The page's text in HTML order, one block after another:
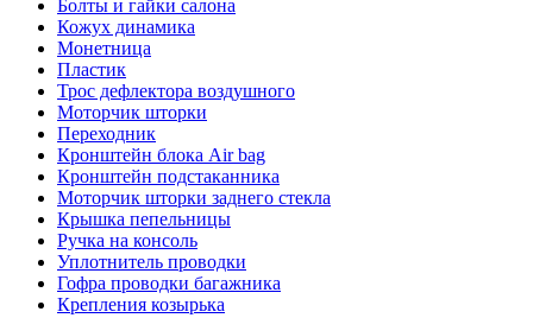
Болты и гайки салона
Кожух динамика
Монетница
Пластик
Трос дефлектора воздушного
Моторчик шторки
Переходник
Кронштейн блока Air bag
Кронштейн подстаканника
Моторчик шторки заднего стекла
Крышка пепельницы
Ручка на консоль
Уплотнитель проводки
Гофра проводки багажника
Крепления козырька